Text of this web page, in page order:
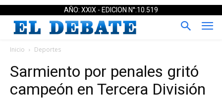
AÑO: XXIX - EDICION N°:10.519
Inicio Deportes
Sarmiento por penales gritó
campeón en Tercera División